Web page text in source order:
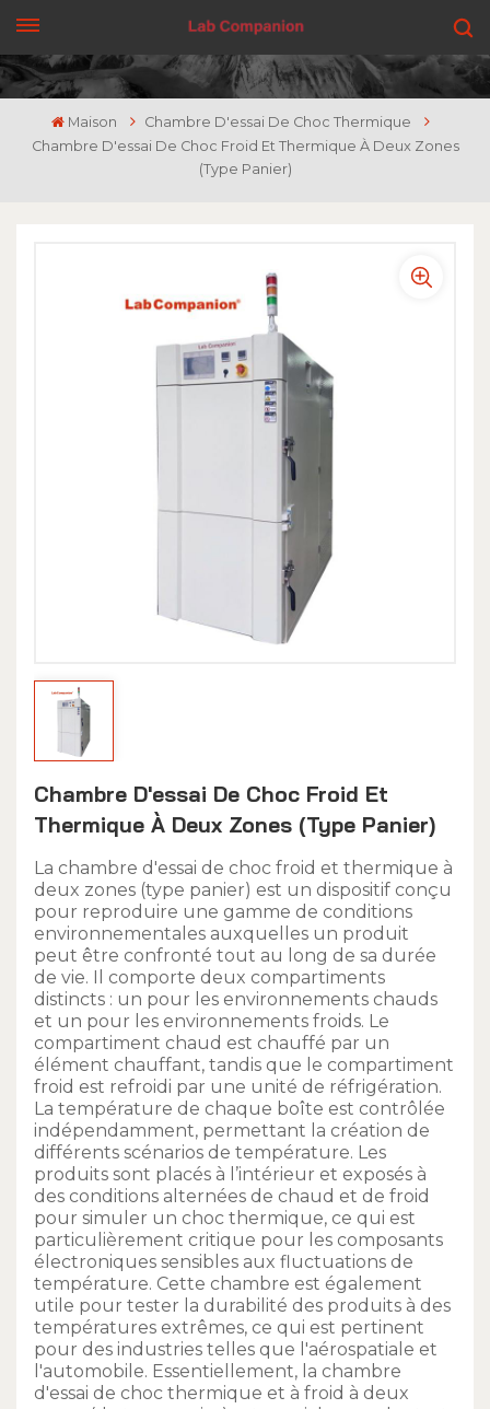
OBTENEZ UN DEVIS
Maison
Chambre D'essai De Choc Thermique
Chambre D'essai De Choc Froid Et Thermique À Deux Zones
(type Panier)
Chambre D'essai De Choc Froid Et
Thermique À Deux Zones (type Panier)
La chambre d'essai de choc froid et thermique à
deux zones (type panier) est un dispositif conçu
pour reproduire une gamme de conditions
environnementales auxquelles un produit
peut être confronté tout au long de sa durée
de vie. Il comporte deux compartiments
distincts : un pour les environnements chauds
et un pour les environnements froids. Le
compartiment chaud est chauffé par un
élément chauffant, tandis que le compartiment
froid est refroidi par une unité de réfrigération.
La température de chaque boîte est contrôlée
indépendamment, permettant la création de
différents scénarios de température. Les
produits sont placés à l’intérieur et exposés à
des conditions alternées de chaud et de froid
pour simuler un choc thermique, ce qui est
particulièrement critique pour les composants
électroniques sensibles aux fluctuations de
température. Cette chambre est également
utile pour tester la durabilité des produits à des
températures extrêmes, ce qui est pertinent
pour des industries telles que l'aérospatiale et
l'automobile. Essentiellement, la chambre
d'essai de choc thermique et à froid à deux